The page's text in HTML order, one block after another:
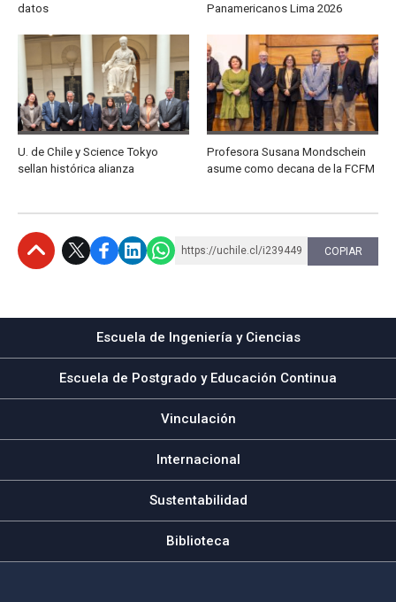
datos
Panamericanos Lima 2026
U. de Chile y Science Tokyo
sellan histórica alianza
Profesora Susana Mondschein
asume como decana de la FCFM
https://uchile.cl/i239449 COPIAR
Escuela de Ingeniería y Ciencias
Escuela de Postgrado y Educación Continua
Vinculación
Internacional
Sustentabilidad
Biblioteca